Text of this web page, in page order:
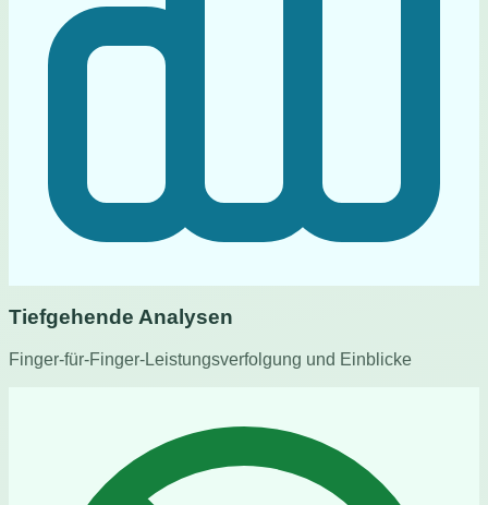
Tiefgehende Analysen
Finger-für-Finger-Leistungsverfolgung und Einblicke